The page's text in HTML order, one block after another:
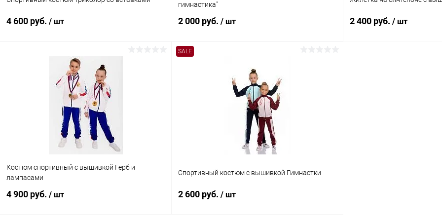
4 600 руб. / шт
В корзину
Купить в 1 клик Сравнение
Триколор
гимнастика"
2 000 руб. / шт
Купить в 1 клик Сравнение
В наличии
Голубой
2 400 руб. / шт
Костюм спортивный с вышивкой Герб и
лампасами
4 900 руб. / шт
SALE
Спортивный костюм с вышивкой Гимнастки
2 600 руб. / шт